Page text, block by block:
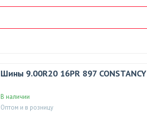
Шины 9.00R20 16PR 897 CONSTANCY
В наличии
Оптом и в розницу